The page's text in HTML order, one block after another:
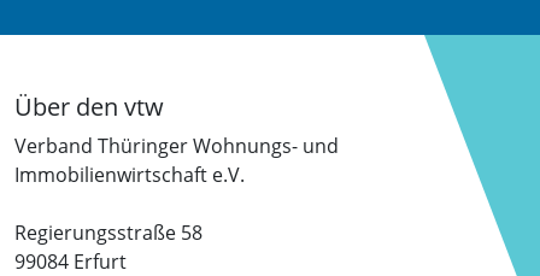
Über den vtw
Verband Thüringer Wohnungs- und
Immobilienwirtschaft e.V.
Regierungsstraße 58
99084 Erfurt